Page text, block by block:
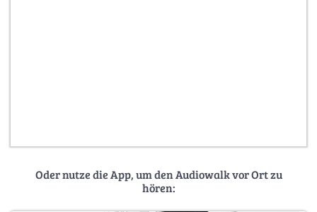
Oder nutze die App, um den Audiowalk vor Ort zu
hören: